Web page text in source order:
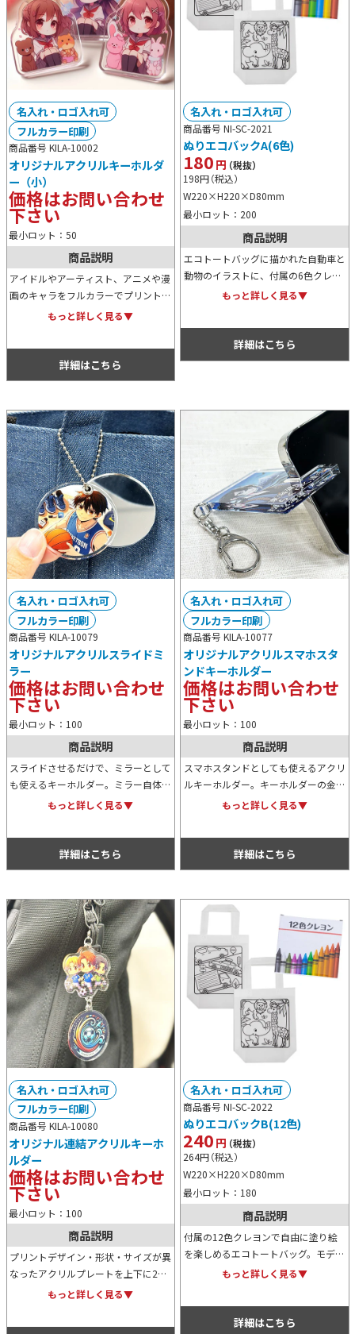
商品番号 KILA-10002
オリジナルアクリルキーホルダ
ー（小）
価格はお問い合わせ
下さい
最小ロット：50
名入れ・ロゴ入れ可
フルカラー印刷
商品説明
アイドルやアーティスト、アニメや漫
画のキャラをフルカラーでプリントで
きる厚さ約3mmのアクリルキーホル
もっと詳しく見る▼
詳細はこちら
商品番号 NI-SC-2021
ぬりエコバックA(6色)
180円（税抜）
198円（税込）
W220×H220×D80mm
最小ロット：200
名入れ・ロゴ入れ可
商品説明
エコトートバッグに描かれた自動車と
動物のイラストに、付属の6色クレヨ
ンを使って自由に塗り絵を楽しめま
子様用の遊び道具としても重宝しま
もっと詳しく見る▼
詳細はこちら
商品番号 KILA-10079
オリジナルアクリルスライドミ
ラー
価格はお問い合わせ
下さい
最小ロット：100
名入れ・ロゴ入れ可
フルカラー印刷
商品説明
スライドさせるだけで、ミラーとして
も使えるキーホルダー。ミラー自体も
軽量なアクリル製なので、カバンやバ
もっと詳しく見る▼
詳細はこちら
商品番号 KILA-10077
オリジナルアクリルスマホスタ
ンドキーホルダー
価格はお問い合わせ
下さい
最小ロット：100
名入れ・ロゴ入れ可
フルカラー印刷
商品説明
スマホスタンドとしても使えるアクリ
ルキーホルダー。キーホルダーの金具
部分はナスカンタイプなので、カバン
も人気です。
もっと詳しく見る▼
詳細はこちら
商品番号 KILA-10080
オリジナル連結アクリルキーホ
ルダー
価格はお問い合わせ
下さい
最小ロット：100
名入れ・ロゴ入れ可
フルカラー印刷
商品説明
プリントデザイン・形状・サイズが異
なったアクリルプレートを上下に2枚
連結させたキーホルダー。よりデザイ
もっと詳しく見る▼
商品番号 NI-SC-2022
ぬりエコバックB(12色)
240円（税抜）
264円（税込）
W220×H220×D80mm
最小ロット：180
名入れ・ロゴ入れ可
商品説明
付属の12色クレヨンで自由に塗り絵
を楽しめるエコトートバッグ。モデル
ルームやショールームで配布すれば、
ご夫婦揃っての商談がスムーズに行え
もっと詳しく見る▼
詳細はこちら